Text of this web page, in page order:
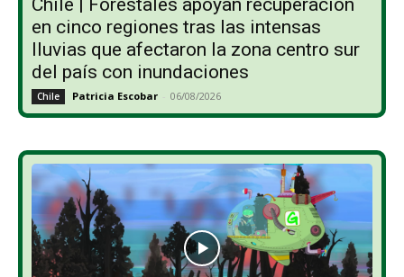
Chile | Forestales apoyan recuperación
en cinco regiones tras las intensas
lluvias que afectaron la zona centro sur
del país con inundaciones
Chile Patricia Escobar - 06/08/2026